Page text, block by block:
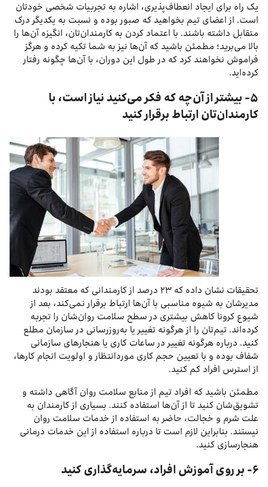
یک راه برای ایجاد انعطاف‌پذیری، اشاره به تجربیات شخصی خودتان
است. از اعضای تیم بخواهید که صبور بوده و نسبت به یکدیگر درک
متقابل داشته باشند. با اعتماد کردن به کارمندان‌تان، انگیزه آن‌ها را
بالا می‌برید؛ مطمئن باشید که آن‌ها نیز به شما تکیه کرده و هرگز
فراموش نخواهند کرد که در طول این دوران، با آن‌ها چگونه رفتار
کرده‌اید.
۵- بیشتر از آن‌چه که فکر می‌کنید نیاز است، با
کارمندان‌تان ارتباط برقرار کنید
تحقیقات نشان داده که ۲۳ درصد از کارمندانی که معتقد بودند
مدیرشان به شیوه مناسبی با آن‌ها ارتباط برقرار نمی‌کند، بعد از
شیوع کرونا کاهش بیشتری در سطح سلامت روان‌شان را تجربه
کرده‌اند. تیم‌تان را از هرگونه تغییر یا به‌روزرسانی در سازمان مطلع
کنید. درباره هرگونه تغییر در ساعات کاری یا هنجارهای سازمانی
شفاف‌ بوده و با تعیین حجم کاری موردانتظار و اولویت انجام کارها،
از استرس افراد کم کنید.
مطمئن باشید که افراد تیم از منابع سلامت روان آگاهی داشته و
تشویق‌شان کنید تا از آن‌ها استفاده کنند. بسیاری از کارمندان به
علت شرم و خجالت، حاضر به استفاده از خدمات سلامت روان
نیستند. بنابراین لازم است تا درباره استفاده از این خدمات درمانی
هنجارسازی کنید.
۶- بر روی آموزش افراد، سرمایه‌گذاری کنید